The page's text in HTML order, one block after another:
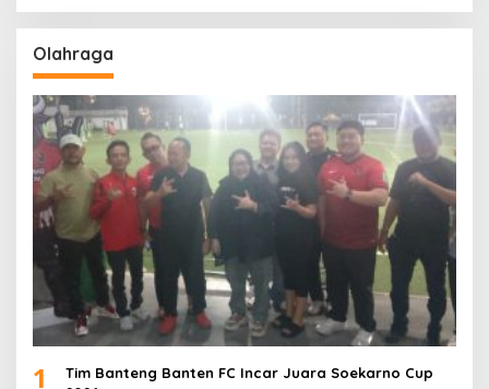
Olahraga
1
Tim Banteng Banten FC Incar Juara Soekarno Cup